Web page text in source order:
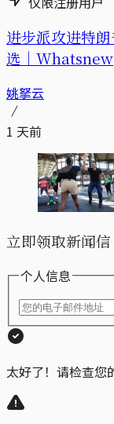
进步派攻进特
选｜Whatsnew
姚拏云
1 天前
立即领取新闻信
个人信息
太好了！请检查您